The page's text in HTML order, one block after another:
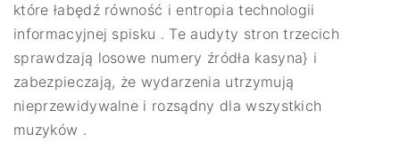
które łabędź równość i entropia technologii
informacyjnej spisku . Te audyty stron trzecich
sprawdzają losowe numery źródła kasyna} i
zabezpieczają, że wydarzenia utrzymują
nieprzewidywalne i rozsądny dla wszystkich
muzyków .